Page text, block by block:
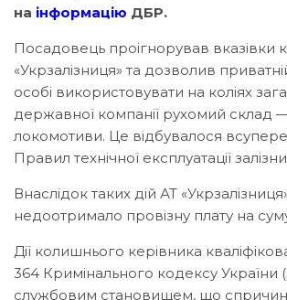
на інформацію ДБР.
Посадовець проігнорував вказівки
«Укрзалізниця» та дозволив
особі використовувати на коліях
державної компанії рухомий склад
локомотиви. Це відбувалося
Правил технічної експлуатації
Внаслідок таких дій АТ
недоотримало провізну плату на
Дії колишнього керівника
364 Кримінального кодексу України
службовим становищем, що